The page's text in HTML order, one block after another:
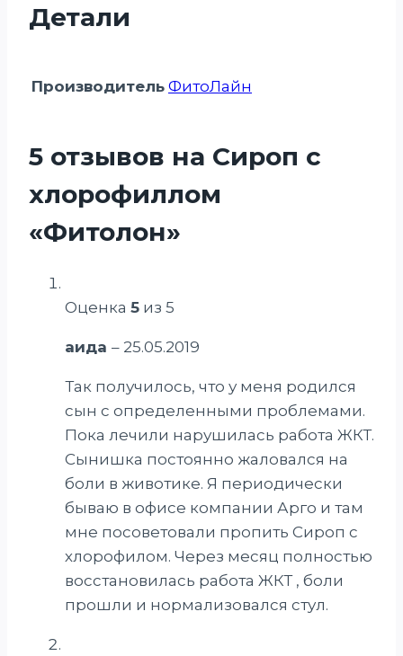
Детали
Производитель ФитоЛайн
5 отзывов на Сироп с
хлорофиллом
«Фитолон»
Оценка 5 из 5
аида – 25.05.2019
Так получилось, что у меня родился
сын с определенными проблемами.
Пока лечили нарушилась работа ЖКТ.
Сынишка постоянно жаловался на
боли в животике. Я периодически
бываю в офисе компании Арго и там
мне посоветовали пропить Сироп с
хлорофилом. Через месяц полностью
восстановилась работа ЖКТ , боли
прошли и нормализовался стул.